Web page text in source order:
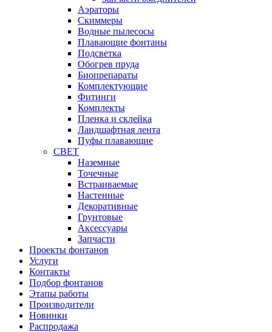
Аэраторы
Cкиммеры
Водные пылесосы
Плавающие фонтаны
Подсветка
Обогрев пруда
Биопрепараты
Комплектующие
Фитинги
Комплекты
Пленка и склейка
Ландшафтная лента
Пуфы плавающие
СВЕТ
Наземные
Точечные
Встраиваемые
Настенные
Декоративные
Грунтовые
Аксессуары
Запчасти
Проекты фонтанов
Услуги
Контакты
Подбор фонтанов
Этапы работы
Производители
Новинки
Распродажа